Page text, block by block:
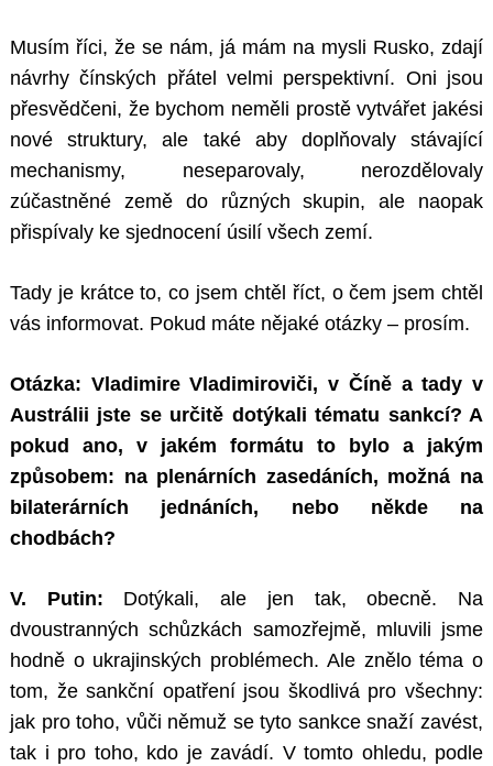
Musím říci, že se nám, já mám na mysli Rusko, zdají
návrhy čínských přátel velmi perspektivní. Oni jsou
přesvědčeni, že bychom neměli prostě vytvářet jakési
nové struktury, ale také aby doplňovaly stávající
mechanismy, neseparovaly, nerozdělovaly
zúčastněné země do různých skupin, ale naopak
přispívaly ke sjednocení úsilí všech zemí.
Tady je krátce to, co jsem chtěl říct, o čem jsem chtěl
vás informovat. Pokud máte nějaké otázky – prosím.
Otázka: Vladimire Vladimiroviči, v Číně a tady v
Austrálii jste se určitě dotýkali tématu sankcí? A
pokud ano, v jakém formátu to bylo a jakým
způsobem: na plenárních zasedáních, možná na
bilaterárních jednáních, nebo někde na
chodbách?
V. Putin: Dotýkali, ale jen tak, obecně. Na
dvoustranných schůzkách samozřejmě, mluvili jsme
hodně o ukrajinských problémech. Ale znělo téma o
tom, že sankční opatření jsou škodlivá pro všechny:
jak pro toho, vůči němuž se tyto sankce snaží zavést,
tak i pro toho, kdo je zavádí. V tomto ohledu, podle